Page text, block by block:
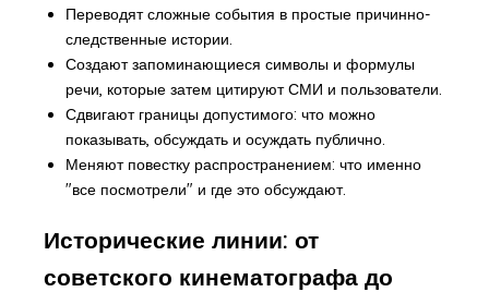
Переводят сложные события в простые причинно-
следственные истории.
Создают запоминающиеся символы и формулы
речи, которые затем цитируют СМИ и пользователи.
Сдвигают границы допустимого: что можно
показывать, обсуждать и осуждать публично.
Меняют повестку распространением: что именно
"все посмотрели" и где это обсуждают.
Исторические линии: от
советского кинематографа до